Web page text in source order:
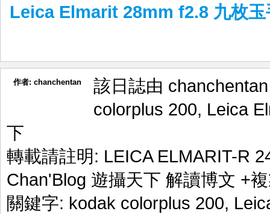
Leica Elmarit 28mm f2.8 九枚玉
作者: chanchentan
該日誌由
colorplus 200, Leica
下
轉載請註明: LEICA ELMARIT-R
Chan'Blog 遊攝天下 解讀博文 +
關鍵字: kodak colorplus 200,